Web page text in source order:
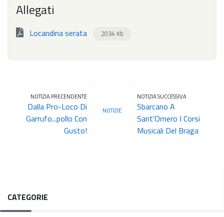
Allegati
Locandina serata 2034 Kb
NOTIZIA PRECENDENTE
Dalla Pro-Loco Di
Garrufo...pollo Con
Gusto!
NOTIZIE
NOTIZIA SUCCESSIVA
Sbarcano A
Sant'Omero I Corsi
Musicali Del Braga
CATEGORIE